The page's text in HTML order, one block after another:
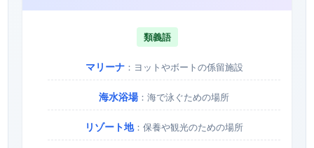
類義語
マリーナ：ヨットやボートの係留施設
海水浴場：海で泳ぐための場所
リゾート地：保養や観光のための場所